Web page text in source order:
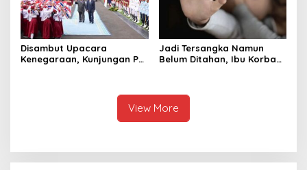
Disambut Upacara
Kenegaraan, Kunjungan PM
Jadi Tersangka Namun
Belum Ditahan, Ibu Korban
Anaknya Hamil
View More